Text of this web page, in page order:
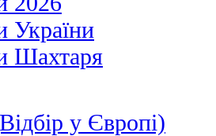
України
Шахтаря
у Європі)